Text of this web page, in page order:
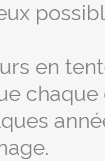
en
chaque